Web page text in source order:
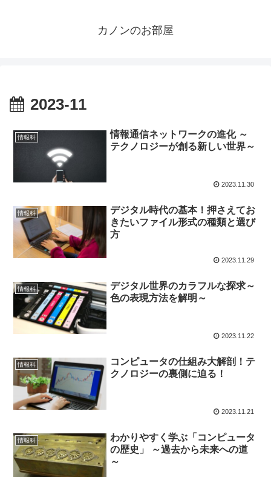
カノンのお部屋
2023-11
情報科
情報通信ネットワークの進化 ～
テクノロジーが創る新しい世界～
2023.11.30
情報科
デジタル時代の基本！押さえてお
きたいファイル形式の種類と選び
方
2023.11.29
情報科
デジタル世界のカラフルな探求～
色の表現方法を解明～
2023.11.22
情報科
コンピュータの仕組み大解剖！テ
クノロジーの裏側に迫る！
2023.11.21
情報科
わかりやすく学ぶ「コンピュータ
の歴史」 ～過去から未来への道
～